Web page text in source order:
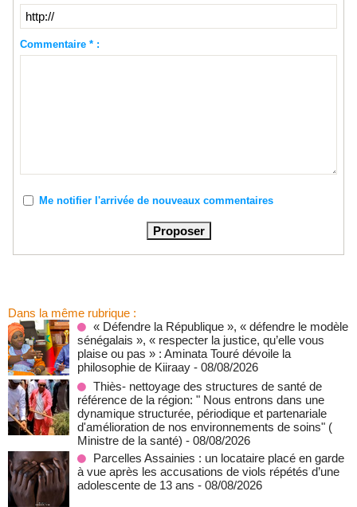
Commentaire * :
Me notifier l'arrivée de nouveaux commentaires
Dans la même rubrique :
« Défendre la République », « défendre le modèle
sénégalais », « respecter la justice, qu’elle vous
plaise ou pas » : Aminata Touré dévoile la
philosophie de Kiiraay - 08/08/2026
Thiès- nettoyage des structures de santé de
référence de la région: " Nous entrons dans une
dynamique structurée, périodique et partenariale
d'amélioration de nos environnements de soins" (
Ministre de la santé) - 08/08/2026
Parcelles Assainies : un locataire placé en garde
à vue après les accusations de viols répétés d’une
adolescente de 13 ans - 08/08/2026